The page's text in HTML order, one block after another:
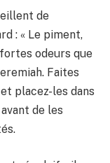
de
: « Le piment,
odeurs que
Faites
placez-les dans
de les